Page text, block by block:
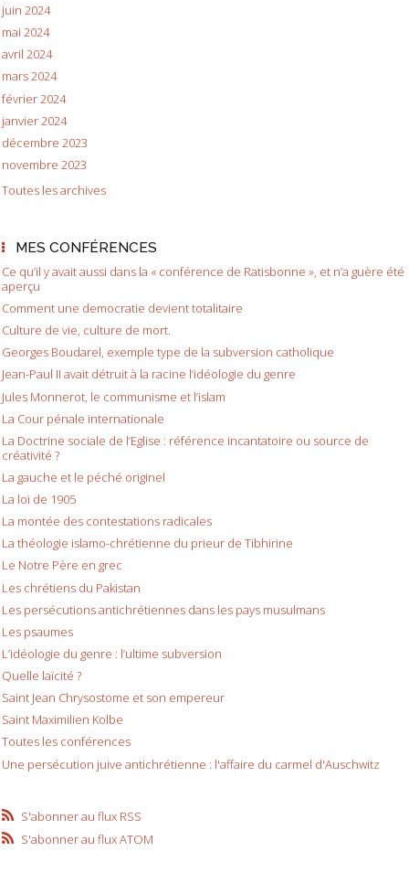
juin 2024
mai 2024
avril 2024
mars 2024
février 2024
janvier 2024
décembre 2023
novembre 2023
Toutes les archives
MES CONFÉRENCES
Ce qu’il y avait aussi dans la « conférence de Ratisbonne », et n’a guère été
aperçu
Comment une democratie devient totalitaire
Culture de vie, culture de mort.
Georges Boudarel, exemple type de la subversion catholique
Jean-Paul II avait détruit à la racine l’idéologie du genre
Jules Monnerot, le communisme et l’islam
La Cour pénale internationale
La Doctrine sociale de l’Eglise : référence incantatoire ou source de
créativité ?
La gauche et le péché originel
La loi de 1905
La montée des contestations radicales
La théologie islamo-chrétienne du prieur de Tibhirine
Le Notre Père en grec
Les chrétiens du Pakistan
Les persécutions antichrétiennes dans les pays musulmans
Les psaumes
L’idéologie du genre : l’ultime subversion
Quelle laïcité ?
Saint Jean Chrysostome et son empereur
Saint Maximilien Kolbe
Toutes les conférences
Une persécution juive antichrétienne : l'affaire du carmel d'Auschwitz
S'abonner au flux RSS
S'abonner au flux ATOM